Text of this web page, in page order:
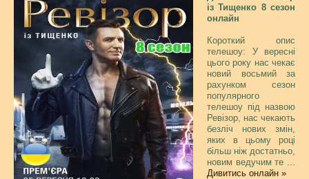
із Тищенко 8 сезон
онлайн
Короткий опис
телешоу: У вересні
цього року нас чекає
новий восьмий за
рахунком сезон
популярного
телешоу під назвою
Ревізор, нас чекають
безліч нових змін,
яких в цьому році
більш ніж достатньо,
новим ведучим те ...
Дивитись онлайн »